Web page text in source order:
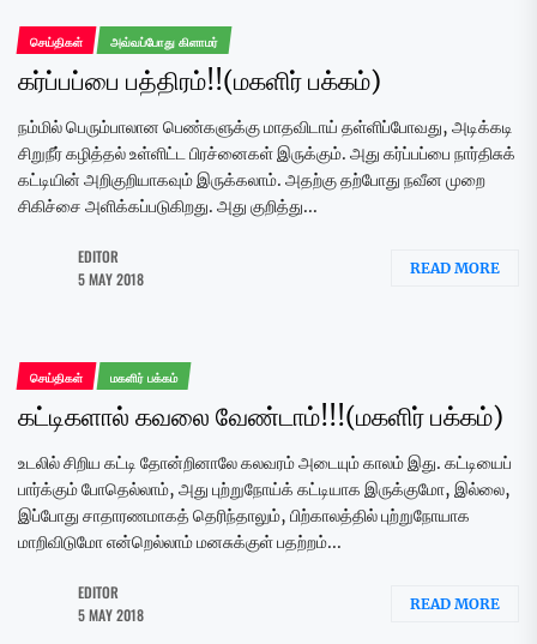
செய்திகள் அவ்வப்போது கிளாமர்
கர்ப்பப்பை பத்திரம்!!(மகளிர் பக்கம்)
நம்மில் பெரும்பாலான பெண்களுக்கு மாதவிடாய் தள்ளிப்போவது, அடிக்கடி
சிறுநீர் கழித்தல் உள்ளிட்ட பிரச்னைகள் இருக்கும். அது கர்ப்பப்பை நார்திசுக்
கட்டியின் அறிகுறியாகவும் இருக்கலாம். அதற்கு தற்போது நவீன முறை
சிகிச்சை அளிக்கப்படுகிறது. அது குறித்து...
EDITOR
5 MAY 2018
READ MORE
செய்திகள் மகளிர் பக்கம்
கட்டிகளால் கவலை வேண்டாம்!!!(மகளிர் பக்கம்)
உடலில் சிறிய கட்டி தோன்றினாலே கலவரம் அடையும் காலம் இது. கட்டியைப்
பார்க்கும் போதெல்லாம், அது புற்றுநோய்க் கட்டியாக இருக்குமோ, இல்லை,
இப்போது சாதாரணமாகத் தெரிந்தாலும், பிற்காலத்தில் புற்றுநோயாக
மாறிவிடுமோ என்றெல்லாம் மனசுக்குள் பதற்றம்...
EDITOR
5 MAY 2018
READ MORE